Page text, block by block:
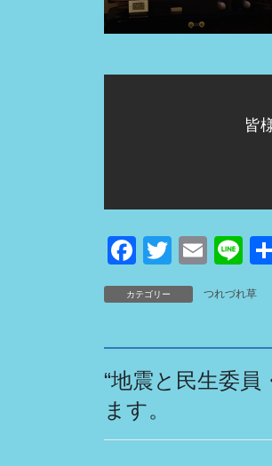
皆
F
a
c
b
o
o
k
T
wi
tt
E
ail
Li
e
カテゴリー つれづれ草
“地震と民生委
ます。